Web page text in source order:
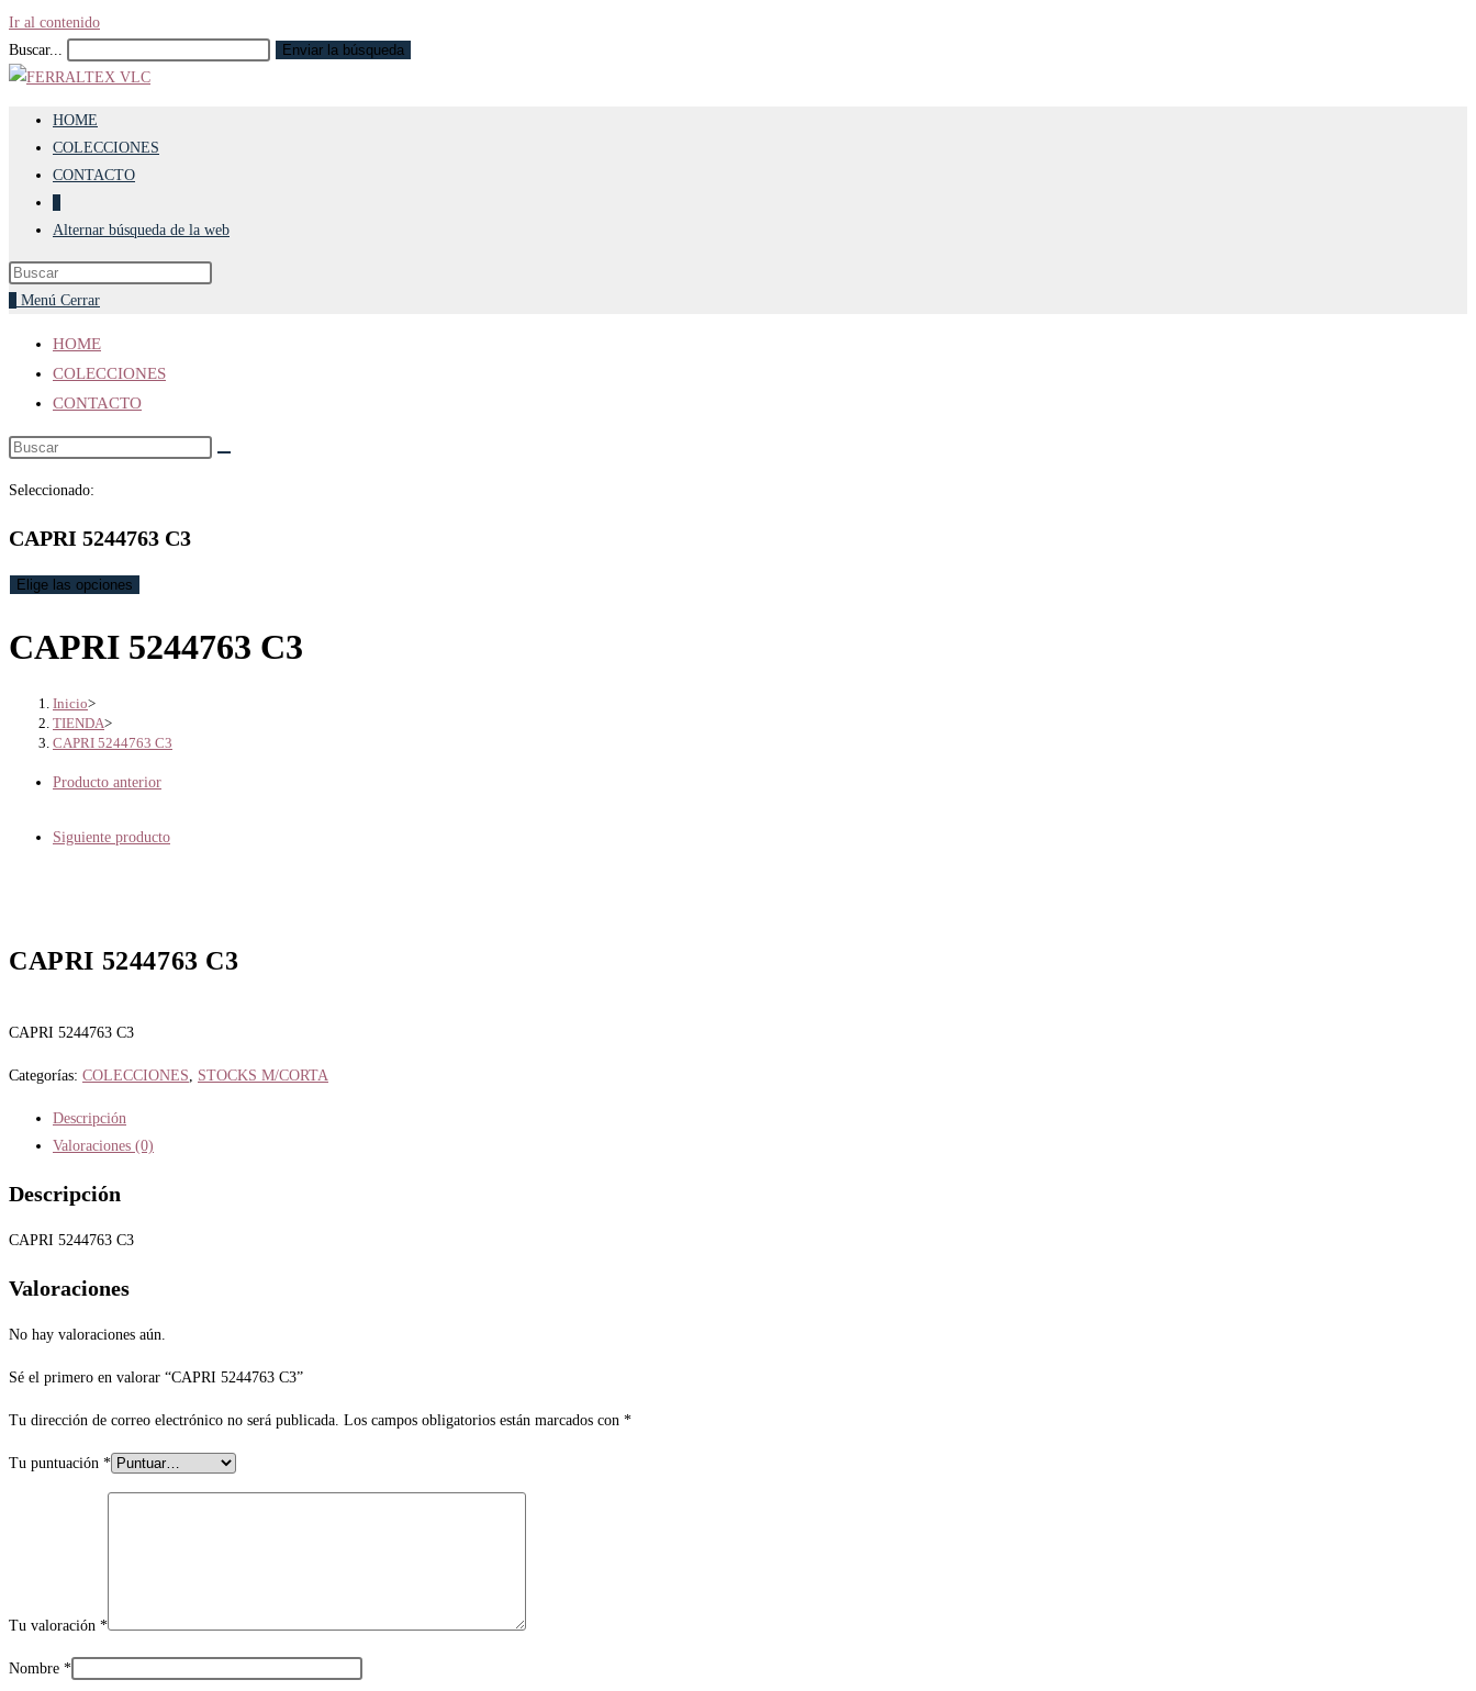
Ir al contenido
Buscar...
Enviar la búsqueda
HOME
COLECCIONES
CONTACTO
Alternar búsqueda de la web
Menú Cerrar
HOME
COLECCIONES
CONTACTO
Seleccionado:
CAPRI 5244763 C3
Elige las opciones
CAPRI 5244763 C3
Inicio>
TIENDA>
CAPRI 5244763 C3
Producto anterior
Siguiente producto
CAPRI 5244763 C3
CAPRI 5244763 C3
Categorías: COLECCIONES STOCKS M/CORTA
Descripción
Valoraciones (0)
Descripción
CAPRI 5244763 C3
Valoraciones
No hay valoraciones aún.
Sé el primero en valorar “CAPRI 5244763 C3”
Tu dirección de correo electrónico no será publicada. Los campos obligatorios están marcados con *
Tu puntuación *
Tu valoración *
Nombre *